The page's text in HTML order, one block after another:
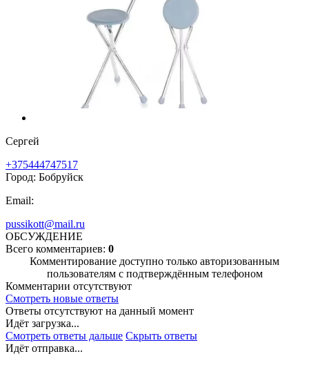
Сергей
+375444747517
Город: Бобруйск
Email:
pussikott@mail.ru
ОБСУЖДЕНИЕ
Всего комментариев: 0
Комментирование доступно только авторизованным
пользователям с подтверждённым телефоном
Комментарии отсутствуют
Смотреть новые ответы
Ответы отсутствуют на данный момент
Идёт загрузка...
Смотреть ответы дальше Скрыть ответы
Идёт отправка...